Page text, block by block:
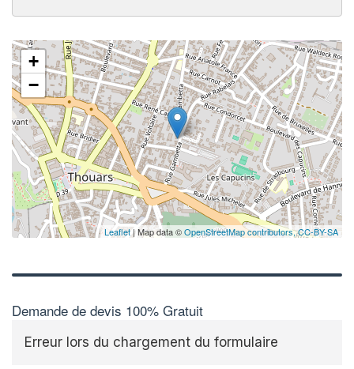
+
−
Leaflet| Map data ©OpenStreetMap contributors,CC-BY-SA
Demande de devis 100% Gratuit
Erreur lors du chargement du formulaire